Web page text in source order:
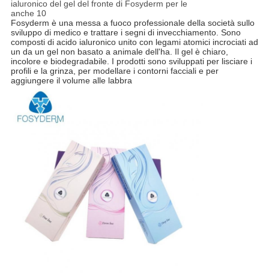
Fosyderm è una messa a fuoco professionale della società sullo
sviluppo di medico e trattare i segni di invecchiamento. Sono
composti di acido ialuronico unito con legami atomici incrociati ad
un da un gel non basato a animale dell'ha. Il gel è chiaro,
incolore e biodegradabile. I prodotti sono sviluppati per lisciare i
profili e la grinza, per modellare i contorni facciali e per
aggiungere il volume alle labbra